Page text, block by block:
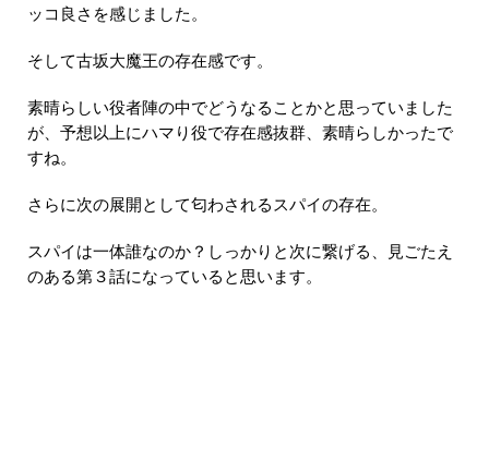
ッコ良さを感じました。
そして古坂大魔王の存在感です。
素晴らしい役者陣の中でどうなることかと思っていました
が、予想以上にハマり役で存在感抜群、素晴らしかったで
すね。
さらに次の展開として匂わされるスパイの存在。
スパイは一体誰なのか？しっかりと次に繋げる、見ごたえ
のある第３話になっていると思います。